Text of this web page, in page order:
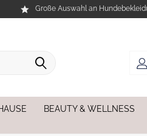
Große Auswahl an
BEAUTY & WELLNESS